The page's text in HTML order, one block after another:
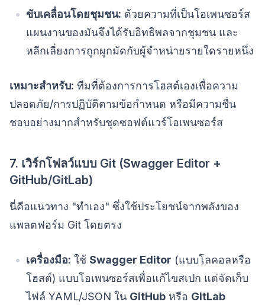
ขับเคลื่อนโดยชุมชน: ด้วยความที่เป็นโอเพนซอร์ส
แผนงานของมันจึงได้รับอิทธิพลจากชุมชน และ
หลีกเลี่ยงการถูกผูกมัดกับผู้จำหน่ายรายใดรายหนึ่ง
เหมาะสำหรับ: ทีมที่ต้องการการโฮสต์เองเพื่อความ
ปลอดภัย/การปฏิบัติตามข้อกำหนด หรือมีความชื่น
ชอบอย่างมากสำหรับชุดซอฟต์แวร์โอเพนซอร์ส
7. เวิร์กโฟลว์แบบ Git (Swagger Editor +
GitHub/GitLab)
นี่คือแนวทาง "ทำเอง" ซึ่งใช้ประโยชน์จากพลังของ
แพลตฟอร์ม Git โดยตรง
เครื่องมือ: ใช้ Swagger Editor (แบบโลคอลหรือ
โฮสต์) แบบโอเพนซอร์สเพื่อแก้ไขสเปก แต่จัดเก็บ
ไฟล์ YAML/JSON ใน GitHub หรือ GitLab